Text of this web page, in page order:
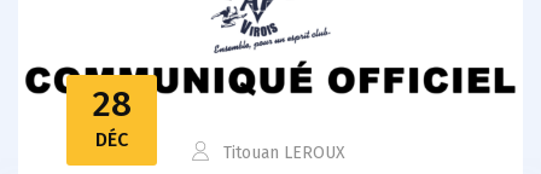
28
DÉC
Titouan LEROUX